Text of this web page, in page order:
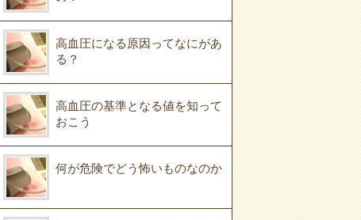
高血圧になる原因ってなにがあ
る？
高血圧の基準となる値を知って
おこう
何が危険でどう怖いものなのか